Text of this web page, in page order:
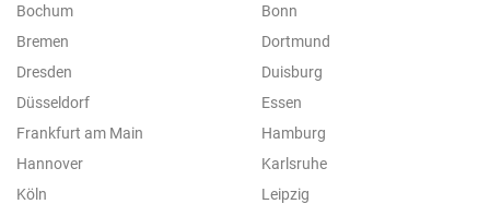
Bochum
Bonn
Bremen
Dortmund
Dresden
Duisburg
Düsseldorf
Essen
Frankfurt am Main
Hamburg
Hannover
Karlsruhe
Köln
Leipzig